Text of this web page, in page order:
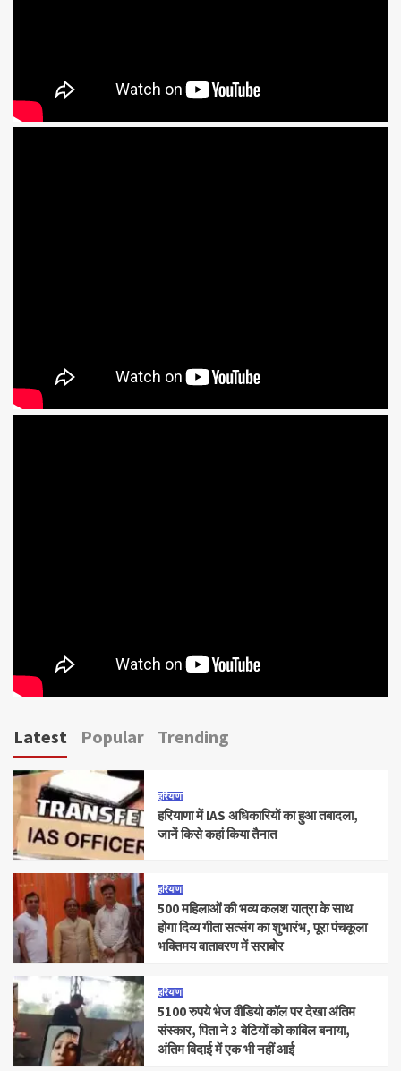
Latest Popular Trending
हरियाणा
हरियाणा में IAS अधिकारियों का हुआ तबादला,
जानें किसे कहां किया तैनात
हरियाणा
500 महिलाओं की भव्य कलश यात्रा के साथ
होगा दिव्य गीता सत्संग का शुभारंभ, पूरा पंचकूला
भक्तिमय वातावरण में सराबोर
हरियाणा
5100 रुपये भेज वीडियो कॉल पर देखा अंतिम
संस्कार, पिता ने 3 बेटियों को काबिल बनाया,
अंतिम विदाई में एक भी नहीं आई